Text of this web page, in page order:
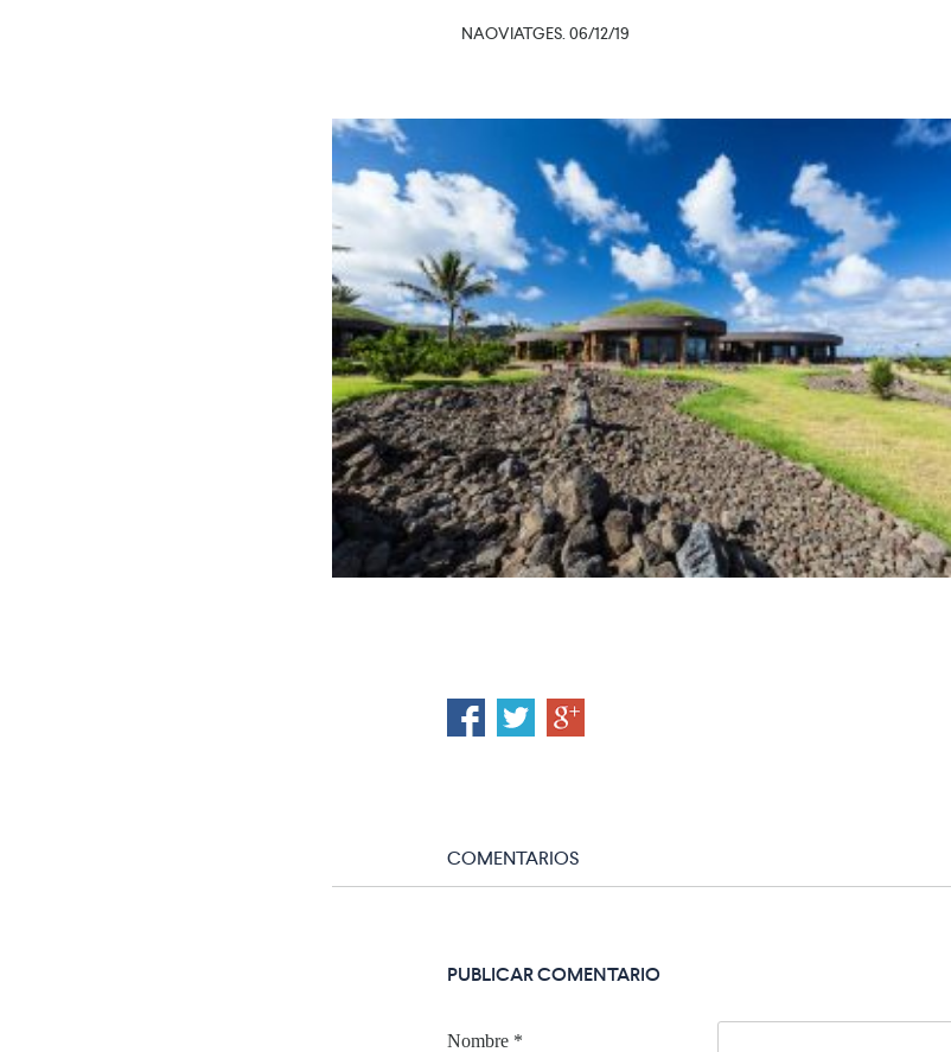
NAOVIATGES. 06/12/19
COMENTARIOS
PUBLICAR COMENTARIO
Nombre *